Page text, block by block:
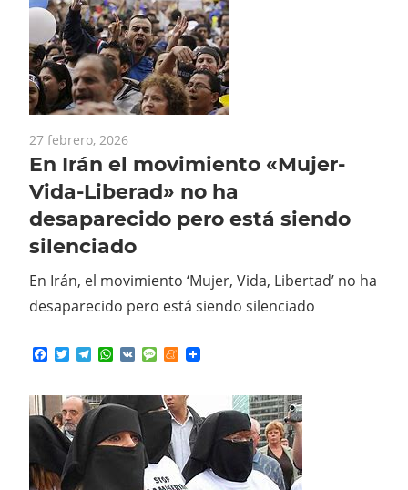
27 febrero, 2026
En Irán el movimiento «Mujer-
Vida-Liberad» no ha
desaparecido pero está siendo
silenciado
En Irán, el movimiento ‘Mujer, Vida, Libertad’ no ha
desaparecido pero está siendo silenciado
Facebook
TwitterTelegram
WhatsApp
VK MessageMeneame